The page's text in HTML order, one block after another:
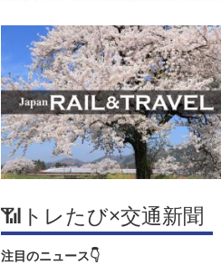
📶トレたび×交通新聞
注目のニュース👇